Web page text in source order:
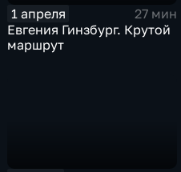
1 апреля
27 мин
Евгения Гинзбург. Крутой
маршрут